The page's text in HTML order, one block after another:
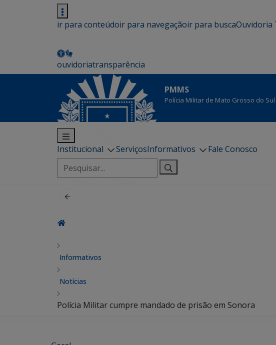
ir para conteúdoir para navegaçãoir para buscaOuvidoria
ouvidoriatransparência
PMMS
Polícia Militar de Mato Grosso do Sul
Institucional ServiçosInformativos
Fale Conosco
Pesquisar
por:
Informativos
Notícias
Polícia Militar cumpre mandado de prisão em Sonora